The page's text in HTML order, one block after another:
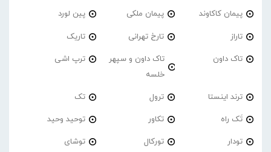
پیمان کاکاوند پیمان ملکی پین لورد
تاراز تارخ تهرانی تاریک
تاک داون
تاک داون و سپهر
خلسه
ترپ اشی
ترند اینستا ترول تک
تَک راه تکاور توحید وحید
تودار تورکال توشای